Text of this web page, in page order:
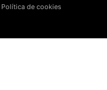
Política de cookies